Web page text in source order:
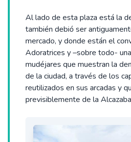
Al lado de esta plaza está la
también debió ser
mercado, y donde están el
Adoratrices y –sobre todo-
mudéjares que muestran la
de la ciudad, a través de los
reutilizados en sus arcadas y
previsiblemente de la